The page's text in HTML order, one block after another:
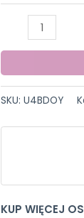
Męskie
Sneakers
SKU:U4BDOY
KUP WIĘCEJ